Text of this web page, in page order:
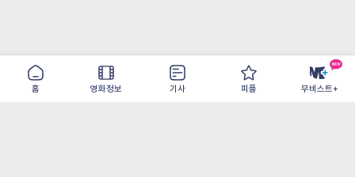
홈 영화정보 기사 피플 무비스트+